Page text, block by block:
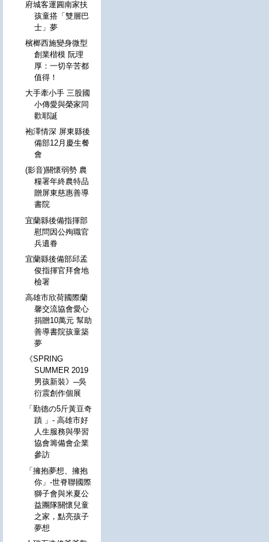
府城客運圓南家扶
孩童搭「雙層巴
士」夢
檳榔西施變身微型
創業楷模 阮理
厚：一切辛苦都
值得！
大手牽小手 三股國
小傳愛與榮家同
歡耶誕
袍澤情深 屏東縣後
備部12月慶生餐
會
(影音)關懷弱勢 農
糧署年終農特品
贈屏東慈惠善導
書院
宜蘭縣後備指揮部
慰問因公殉職官
兵遺眷
宜蘭縣後備部邱孟
俊指揮官拜會地
檢署
高雄市欣荷國際蘭
馨交流協會愛心
捐贈10萬元 幫助
善導書院孩童築
夢
《SPRING
SUMMER 2019
男孩新裝》─吳
衍震創作個展
「勤德の5斤黃豆奇
蹟 」- 高雄市好
人生服務與學習
協會籌備會企業
參訪
「擁抱夢想、擁抱
你」-世脊聯國際
獅子會與米夏公
益團隊關懷兒童
之家，點亮孩子
夢想